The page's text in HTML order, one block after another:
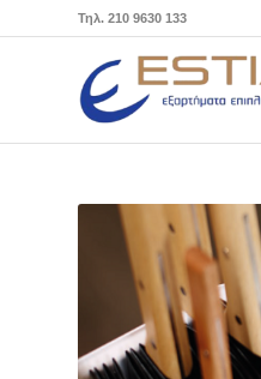
Τηλ. 210 9630 133